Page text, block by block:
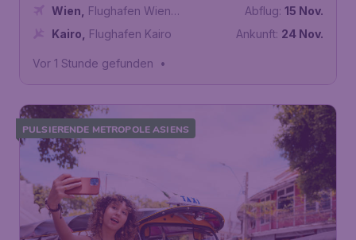
Wien
Flughafen Wien
Schwechat
Kairo Flughafen Kairo
Abflug: 15 Nov.
Ankunft: 24 Nov.
Vor 1 Stunde gefunden •
PULSIERENDE METROPOLE ASIENS